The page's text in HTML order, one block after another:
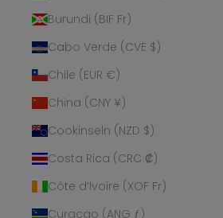
Burundi (BIF Fr)
Cabo Verde (CVE $)
Chile (EUR €)
China (CNY ¥)
Cookinseln (NZD $)
Costa Rica (CRC ₡)
Côte d’Ivoire (XOF Fr)
Curaçao (ANG ƒ)